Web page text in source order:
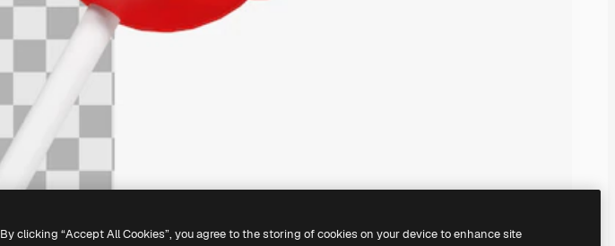
By clicking “Accept All Cookies”, you agree to the storing of cookies on your device to enhance site